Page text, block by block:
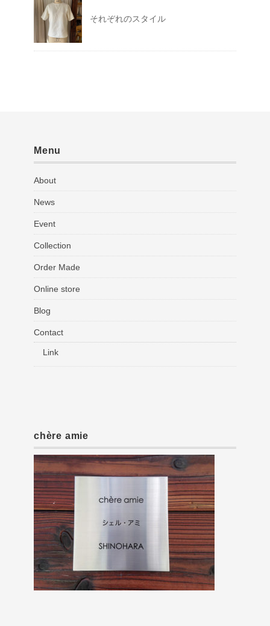
それぞれのスタイル
Menu
About
News
Event
Collection
Order Made
Online store
Blog
Contact
Link
chère amie